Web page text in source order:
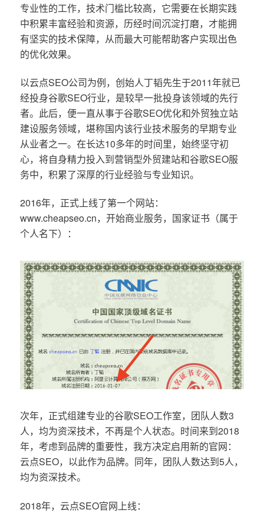
专业性的工作，技术门槛比较高，它需要在长期实践
中积累丰富经验和资源，历经时间沉淀打磨，才能拥
有坚实的技术保障，从而最大可能帮助客户实现出色
的优化效果。
以云点SEO公司为例，创始人丁韬先生于2011年就已
经投身谷歌SEO行业，是较早一批投身该领域的先行
者。此后，便一直从事于谷歌SEO优化和外贸独立站
建设服务领域，堪称国内该行业技术服务的早期专业
从业者之一。在长达10多年的时间里，始终坚守初
心，将自身精力投入到营销型外贸建站和谷歌SEO服
务中，积累了深厚的行业经验与专业知识。
2016年，正式上线了第一个网站：
www.cheapseo.cn，开始商业服务，国家证书（属于
个人名下）：
次年，正式组建专业的谷歌SEO工作室，团队人数3
人，均为资深技术，不再是个人状态。时间来到2018
年，考虑到品牌的重要性，我方决定启用新的官网：
云点SEO，以此作为品牌。同年，团队人数达到5人，
均为资深技术。
2018年，云点SEO官网上线：